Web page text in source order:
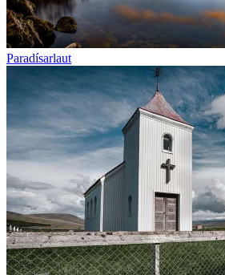
Paradísarlaut